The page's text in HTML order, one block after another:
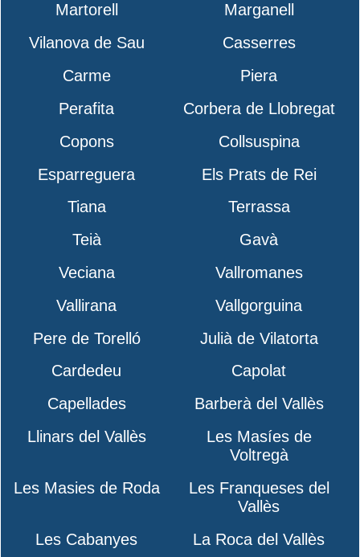
Martorell
Marganell
Vilanova de Sau
Casserres
Carme
Piera
Perafita
Corbera de Llobregat
Copons
Collsuspina
Esparreguera
Els Prats de Rei
Tiana
Terrassa
Teià
Gavà
Veciana
Vallromanes
Vallirana
Vallgorguina
Pere de Torelló
Julià de Vilatorta
Cardedeu
Capolat
Capellades
Barberà del Vallès
Llinars del Vallès
Les Masíes de
Voltregà
Les Masies de Roda
Les Franqueses del
Vallès
Les Cabanyes
La Roca del Vallès